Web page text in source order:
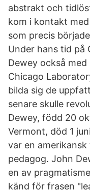
abstrakt och
kom i kontakt
som precis
Under hans tid på
Dewey också
Chicago
bilda sig de
senare skulle
Dewey, född 20
Vermont, död 1
var en
pedagog. John
en av
känd för frasen